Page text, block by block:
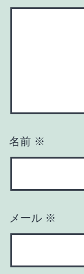
名前 ※
メール ※